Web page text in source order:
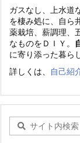
ガスなし、上水道
を棲み処に、自ら
薬栽培、薪調理、
なものをＤＩＹ。
に寄り添った暮ら
詳しくは、
自己紹